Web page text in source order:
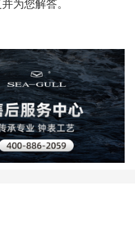
为您解答。